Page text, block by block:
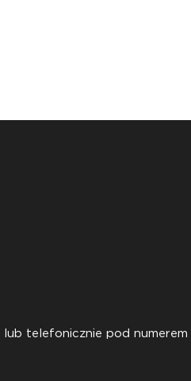
lub telefonicznie pod numerem